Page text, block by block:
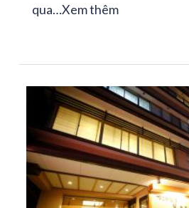
qua…Xem thêm